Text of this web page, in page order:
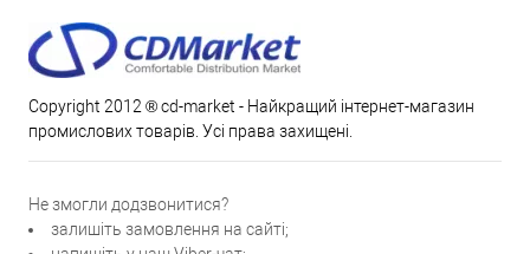
Copyright 2012 ® cd-market - Найкращий інтернет-магазин
промислових товарів. Усі права захищені.
Не змогли додзвонитися?
залишіть замовлення на сайті;